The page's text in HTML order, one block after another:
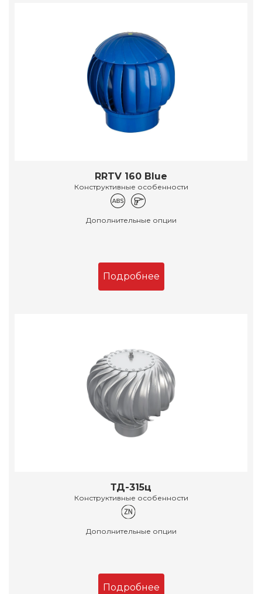
RRTV 160 Blue
Конструктивные особенности
Дополнительные опции
Подробнее
ТД-315ц
Конструктивные особенности
Дополнительные опции
Подробнее